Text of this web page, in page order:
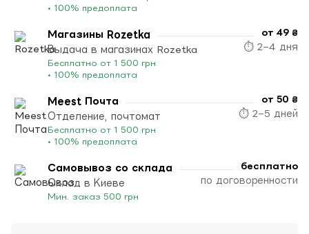
• 100% предоплата
Магазины Rozetka
Выдача в магазинах Rozetka
Бесплатно от 1 500 грн
• 100% предоплата
от 49 ₴
⏱ 2–4 дня
Meest Почта
Отделение, почтомат
Бесплатно от 1 500 грн
• 100% предоплата
от 50 ₴
⏱ 2–5 дней
Самовывоз со склада
Склад в Киеве
Мин. заказ 500 грн
бесплатно
по договоренности